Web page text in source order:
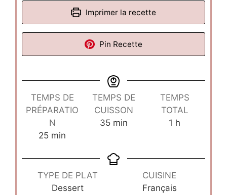
Imprimer la recette
Pin Recette
TEMPS DE
PRÉPARATIO
N
25minutes
min
TEMPS DE
CUISSON
35minutes
min
TEMPS
TOTAL
1 heure
h
TYPE DE PLAT
Dessert
CUISINE
Français